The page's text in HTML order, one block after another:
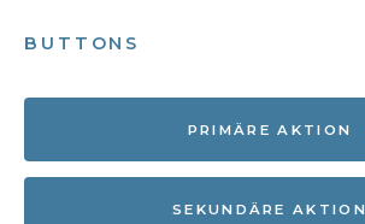
BUTTONS
PRIMÄRE AKTION
SEKUNDÄRE AKTION